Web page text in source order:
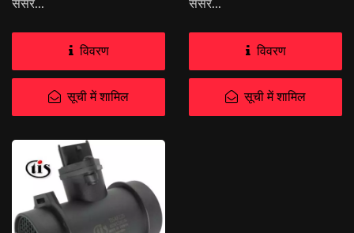
सेंसर...
विवरण
सूची में शामिल
सेंसर...
विवरण
सूची में शामिल